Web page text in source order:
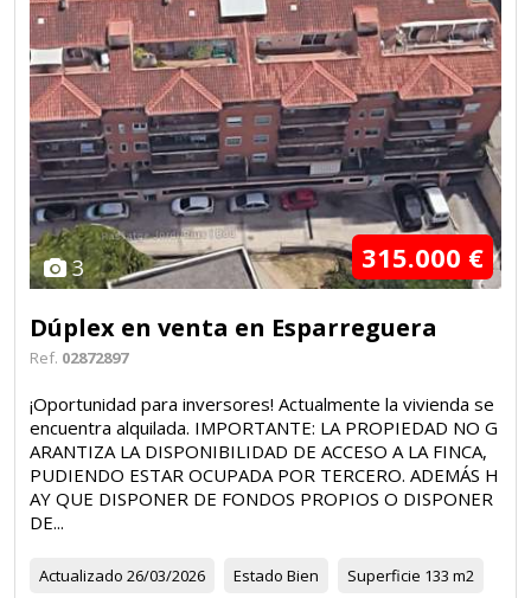
3 315.000 €
Dúplex en venta en Esparreguera
Ref. 02872897
¡Oportunidad para inversores! Actualmente la vivienda se
encuentra alquilada. IMPORTANTE: LA PROPIEDAD NO G
ARANTIZA LA DISPONIBILIDAD DE ACCESO A LA FINCA,
PUDIENDO ESTAR OCUPADA POR TERCERO. ADEMÁS H
AY QUE DISPONER DE FONDOS PROPIOS O DISPONER
DE...
Actualizado 26/03/2026 Estado Bien Superficie 133 m2